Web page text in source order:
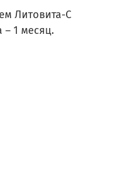
Литовита-С
– 1 месяц.